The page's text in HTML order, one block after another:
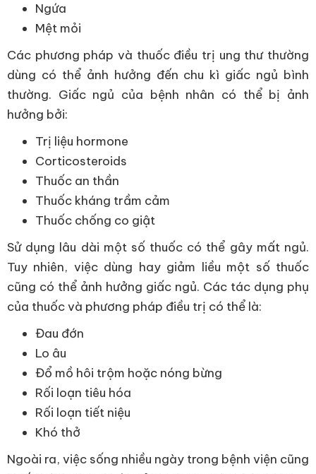
Ngứa
Mệt mỏi
Các phương pháp và thuốc điều trị ung thư thường
dùng có thể ảnh hưởng đến chu kì giấc ngủ bình
thường. Giấc ngủ của bệnh nhân có thể bị ảnh
hưởng bởi:
Trị liệu hormone
Corticosteroids
Thuốc an thần
Thuốc kháng trầm cảm
Thuốc chống co giật
Sử dụng lâu dài một số thuốc có thể gây mất ngủ.
Tuy nhiên, việc dùng hay giảm liều một số thuốc
cũng có thể ảnh hưởng giấc ngủ. Các tác dụng phụ
của thuốc và phương pháp điều trị có thể là:
Đau đớn
Lo âu
Đổ mồ hôi trộm hoặc nóng bừng
Rối loạn tiêu hóa
Rối loạn tiết niệu
Khó thở
Ngoài ra, việc sống nhiều ngày trong bệnh viện cũng